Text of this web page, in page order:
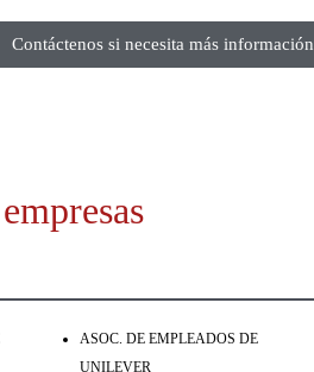
Contáctenos si necesita más información​
ASOC. DE EMPLEADOS DE
UNILEVER